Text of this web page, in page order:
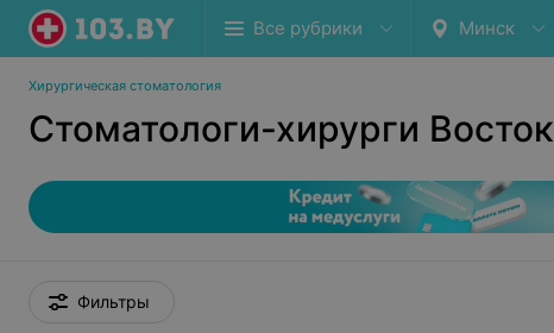
Все рубрики Минск
Хирургическая стоматология
Стоматологи-хирурги Восток
Фильтры